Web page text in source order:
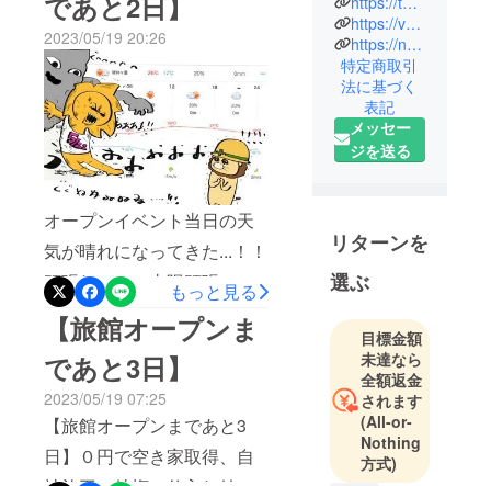
2023/05/19 20:26
オープンイベント当日の天
気が晴れになってきた...！！
頑張れっ！！太陽頑張
れっっ！！！
もっと見る
【旅館オープンま
であと3日】
2023/05/19 07:25
【旅館オープンまであと3
日】０円で空き家取得、自
https://voicy.jp/channel/1962
https://note.com/akiya_innovation
特定商取引
法に基づく
表記
メッセー
ジを送る
リターンを
選ぶ
目標金額
未達なら
全額返金
されます
(All-or-
Nothing
方式)